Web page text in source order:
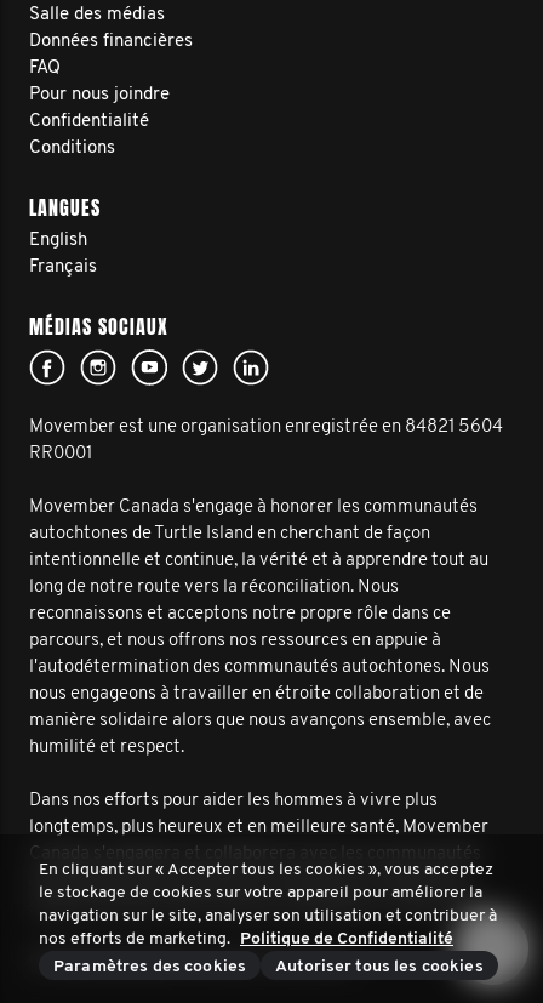
Salle des médias
Données financières
FAQ
Pour nous joindre
Confidentialité
Conditions
LANGUES
English
Français
MÉDIAS SOCIAUX
Movember est une organisation enregistrée en 84821 5604
RR0001
Movember Canada s'engage à honorer les communautés
autochtones de Turtle Island en cherchant de façon
intentionnelle et continue, la vérité et à apprendre tout au
long de notre route vers la réconciliation. Nous
reconnaissons et acceptons notre propre rôle dans ce
parcours, et nous offrons nos ressources en appuie à
l'autodétermination des communautés autochtones. Nous
nous engageons à travailler en étroite collaboration et de
manière solidaire alors que nous avançons ensemble, avec
humilité et respect.
Dans nos efforts pour aider les hommes à vivre plus
longtemps, plus heureux et en meilleure santé, Movember
autochtones pour améliorer les résultats en matière de
santé masculine. Nous sommes ensemble sur cette route.
© 2026 Movember. Tous droits réservés.
En cliquant sur « Accepter tous les cookies », vous acceptez
le stockage de cookies sur votre appareil pour améliorer la
navigation sur le site, analyser son utilisation et contribuer à
nos efforts de marketing. Politique de Confidentialité
Paramètres des cookies
Autoriser tous les cookies